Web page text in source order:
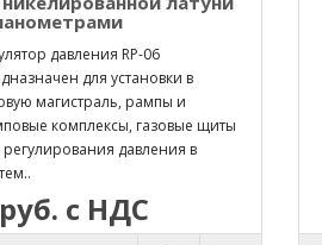
давления RP-06
для установки в
магистраль, рампы и
комплексы, газовые щиты
регулирования давления в
с НДС